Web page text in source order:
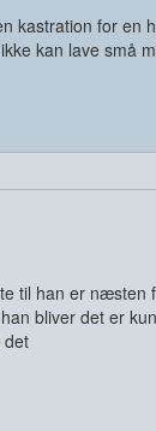
kastration for en
kan lave små
til han er næsten
bliver det er
det